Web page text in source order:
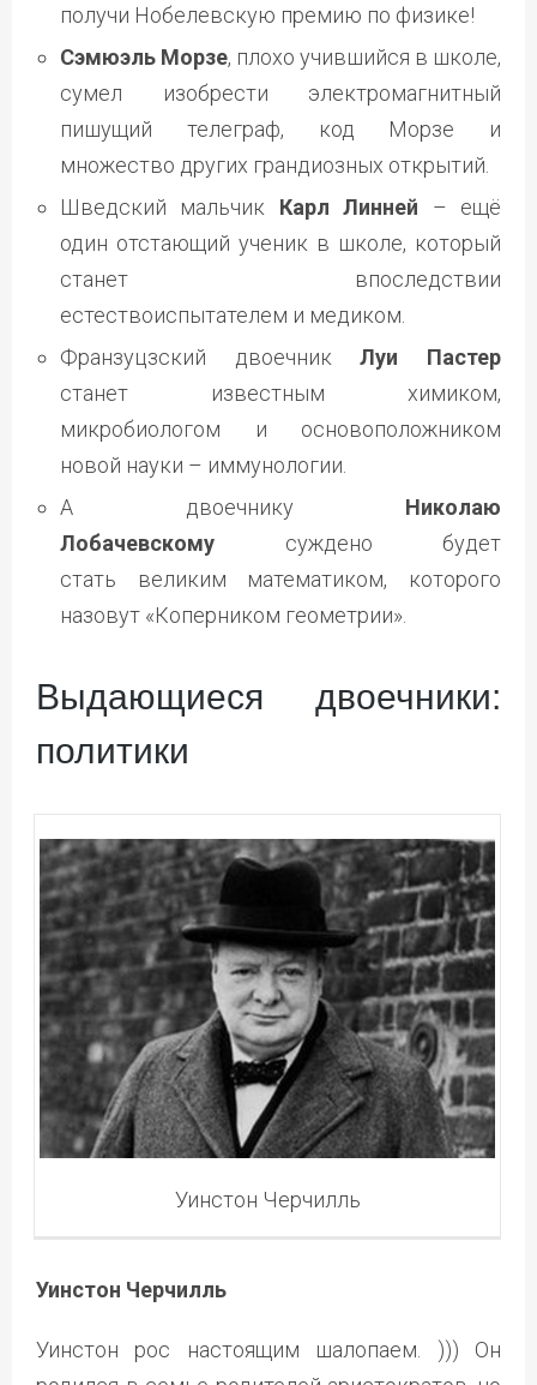
получи Нобелевскую премию по физике!
Сэмюэль Морзе, плохо учившийся в школе,
сумел изобрести электромагнитный
пишущий телеграф, код Морзе и
множество других грандиозных открытий.
Шведский мальчик Карл Линней – ещё
один отстающий ученик в школе, который
станет впоследствии
естествоиспытателем и медиком.
Франзуцзский двоечникЛуи Пастер
станет известным химиком,
микробиологом и основоположником
новой науки – иммунологии.
А двоечнику Николаю
Лобачевскому суждено будет
стать великим математиком, которого
назовут «Коперником геометрии».
Выдающиеся двоечники:
политики
Уинстон Черчилль
Уинстон Черчилль
Уинстон рос настоящим шалопаем. ))) Он